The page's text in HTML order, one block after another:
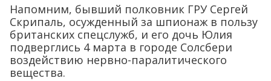
Напомним, бывший полковник ГРУ Сергей
Скрипаль, осужденный за шпионаж в пользу
британских спецслужб, и его дочь Юлия
подверглись 4 марта в городе Солсбери
воздействию нервно-паралитического
вещества.